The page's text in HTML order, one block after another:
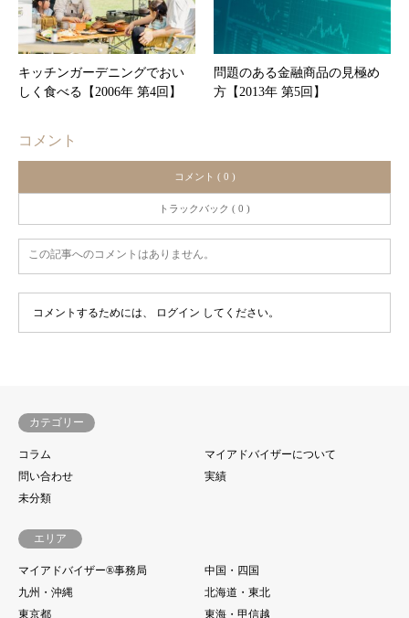
キッチンガーデニングでおい
しく食べる【2006年 第4回】
問題のある金融商品の見極め
方【2013年 第5回】
コメント
コメント ( 0 )
トラックバック ( 0 )
この記事へのコメントはありません。
コメントするためには、 ログイン してください。
カテゴリー
コラム
マイアドバイザーについて
問い合わせ
実績
未分類
エリア
マイアドバイザー®事務局
中国・四国
九州・沖縄
北海道・東北
東京都
東海・甲信越